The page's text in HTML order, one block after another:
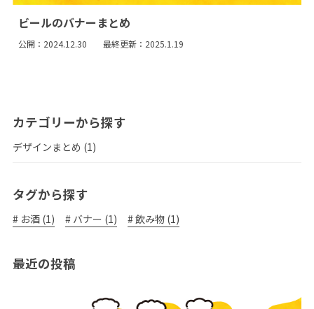
ビールのバナーまとめ
公開：2024.12.30 最終更新：2025.1.19
カテゴリーから探す
デザインまとめ (1)
タグから探す
お酒(1) バナー (1) 飲み物(1)
最近の投稿